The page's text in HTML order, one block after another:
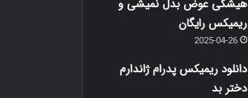
هیشکی عوض بدل نمیشی و
ریمیکس رایگان
2025-04-26
دانلود ریمیکس پدرام ژاندارم
دختر بد